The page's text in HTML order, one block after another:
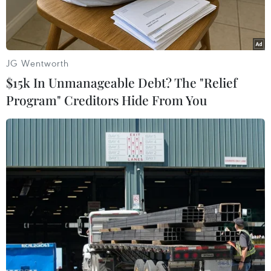
Các bác sỹ thăm khám cho bệnh nhân sau phẫu thuật. (Ảnh:
Ánh Tuyết/TTXVN)
Ngày 12/6, bác sỹ Chuyên khoa 2 Phạm Thanh
Phong, Phó Giám đốc Bệnh viện Đa khoa Trung
ương Cần Thơ cho biết, các bác sỹ của Bệnh
JG Wentworth
$15k In Unmanageable Debt? The "Relief
Program" Creditors Hide From You